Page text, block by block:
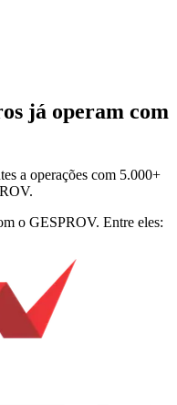
já operam com
a operações com 5.000+
o GESPROV. Entre eles: